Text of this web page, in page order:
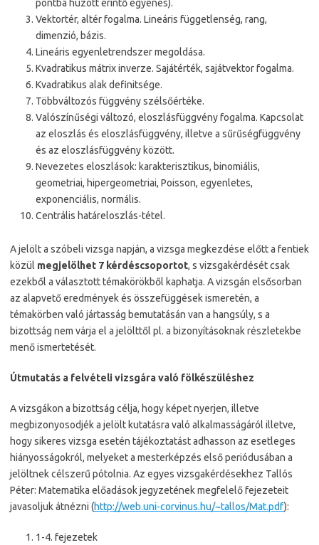
pontba húzott érintő egyenes).
Vektortér, altér fogalma. Lineáris függetlenség, rang,
dimenzió, bázis.
Lineáris egyenletrendszer megoldása.
Kvadratikus mátrix inverze. Sajátérték, sajátvektor fogalma.
Kvadratikus alak definitsége.
Többváltozós függvény szélsőértéke.
Valószínűségi változó, eloszlásfüggvény fogalma. Kapcsolat
az eloszlás és eloszlásfüggvény, illetve a sűrűségfüggvény
és az eloszlásfüggvény között.
Nevezetes eloszlások: karakterisztikus, binomiális,
geometriai, hipergeometriai, Poisson, egyenletes,
exponenciális, normális.
Centrális határeloszlás-tétel.
A jelölt a szóbeli vizsga napján, a vizsga megkezdése előtt a fentiek
közül megjelölhet 7 kérdéscsoportot, s vizsgakérdését csak
ezekből a választott témakörökből kaphatja. A vizsgán elsősorban
az alapvető eredmények és összefüggések ismeretén, a
témakörben való jártasság bemutatásán van a hangsúly, s a
bizottság nem várja el a jelölttől pl. a bizonyításoknak részletekbe
menő ismertetését.
Útmutatás a felvételi vizsgára való fölkészüléshez
A vizsgákon a bizottság célja, hogy képet nyerjen, illetve
megbizonyosodjék a jelölt kutatásra való alkalmasságáról illetve,
hogy sikeres vizsga esetén tájékoztatást adhasson az esetleges
hiányosságokról, melyeket a mesterképzés első periódusában a
jelöltnek célszerű pótolnia. Az egyes vizsgakérdésekhez Tallós
Péter: Matematika előadások jegyzetének megfelelő fejezeteit
javasoljuk átnézni (http://web.uni-corvinus.hu/~tallos/Mat.pdf):
1-4. fejezetek